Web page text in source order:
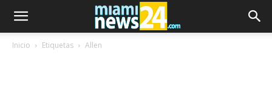
Inicio Etiquetas Allen